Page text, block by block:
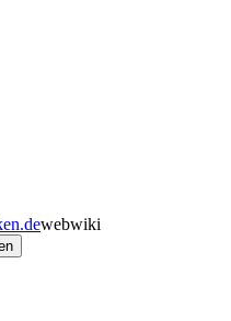
webwiki